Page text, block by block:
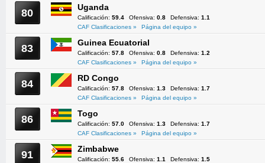
80 Uganda
Calificación: 59.4 Ofensiva: 0.8 Defensiva: 1.1
CAF Clasificaciones »
Página del equipo »
83 Guinea Ecuatorial
Calificación: 57.8 Ofensiva: 0.8 Defensiva: 1.2
CAF Clasificaciones »
Página del equipo »
84 RD Congo
Calificación: 57.8 Ofensiva: 1.3 Defensiva: 1.7
CAF Clasificaciones »
Página del equipo »
86 Togo
Calificación: 57.0 Ofensiva: 1.3 Defensiva: 1.7
CAF Clasificaciones »
Página del equipo »
91 Zimbabwe
Calificación: 55.6 Ofensiva: 1.1 Defensiva: 1.5